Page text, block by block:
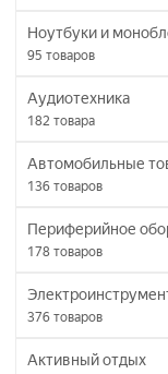
Ноутбуки и
95 товаров
Аудиотехника
182 товара
Автомобильные
136 товаров
Периферийное
178 товаров
376 товаров
Активный отдых